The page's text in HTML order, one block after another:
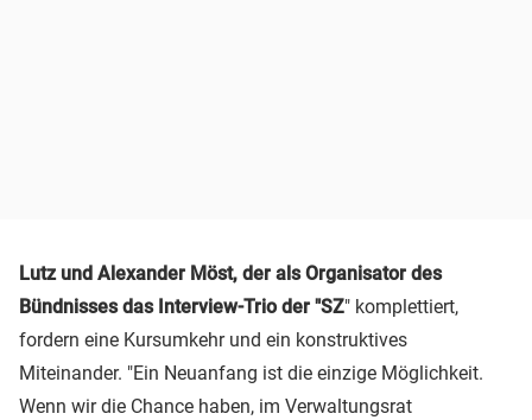
Lutz und Alexander Möst, der als Organisator des
Bündnisses das Interview-Trio der "SZ" komplettiert,
fordern eine Kursumkehr und ein konstruktives
Miteinander. "Ein Neuanfang ist die einzige Möglichkeit.
Wenn wir die Chance haben, im Verwaltungsrat